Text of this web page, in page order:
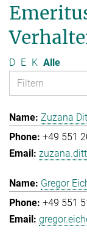
D E K Alle
Zuzana
+49 551
Gregor
+49 551